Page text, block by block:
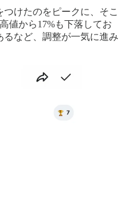
つけたのをピークに、そこ
値から17%も下落してお
るなど、調整が一気に進み